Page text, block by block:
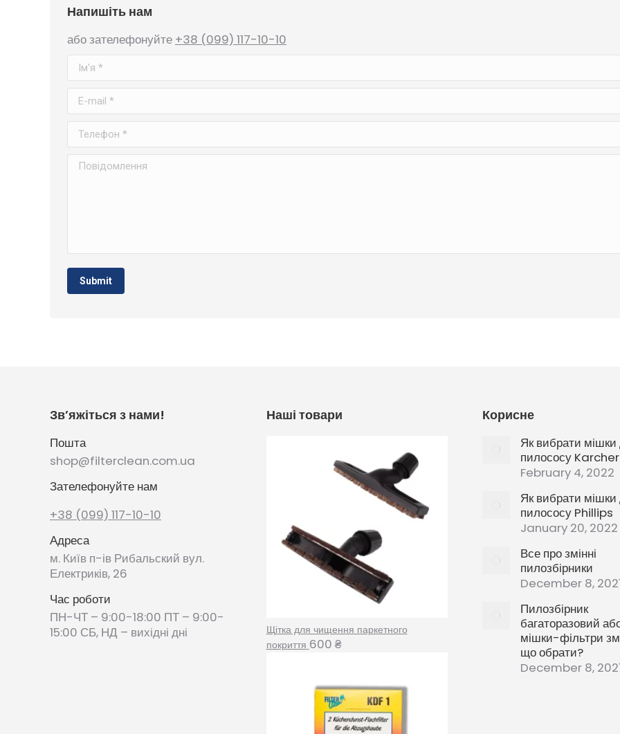
Напишіть нам
або зателефонуйте +38 (099) 117-10-10
Ім'я *
E-mail *
Телефон *
Повідомлення
Submit
Зв’яжіться з нами!
Пошта
shop@filterclean.com.ua
Зателефонуйте нам
+38 (099) 117-10-10
Адреса
м. Київ п-ів Рибальский вул.
Електриків, 26
Час роботи
ПН-ЧТ – 9:00-18:00 ПТ – 9:00-
15:00 СБ, НД – вихідні дні
Наші товари
Щітка для чищення паркетного
покриття 600 ₴
Корисне
Як вибрати
пилососу Karcher
February 4, 2022
Як вибрати
пилососу Phillips
January 20, 2022
Все про змінні
пилозбірники
December 8,
Пилозбірник
багаторазовий
мішки-фільтри
що обрати?
December 8,